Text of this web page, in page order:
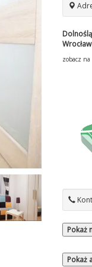
Wrocław
zobacz na
Pokaż
Pokaż